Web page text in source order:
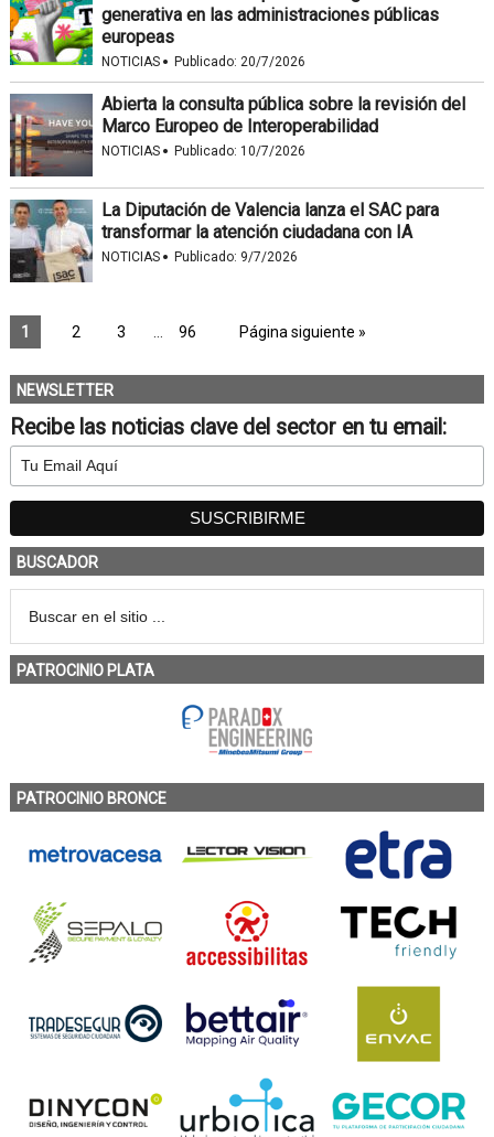
generativa en las administraciones públicas
europeas
NOTICIAS · Publicado: 20/7/2026
Abierta la consulta pública sobre la revisión del
Marco Europeo de Interoperabilidad
NOTICIAS · Publicado: 10/7/2026
La Diputación de Valencia lanza el SAC para
transformar la atención ciudadana con IA
NOTICIAS · Publicado: 9/7/2026
1 2 3 96 Página siguiente »
NEWSLETTER
Recibe las noticias clave del sector en tu email:
BUSCADOR
PATROCINIO PLATA
PATROCINIO BRONCE